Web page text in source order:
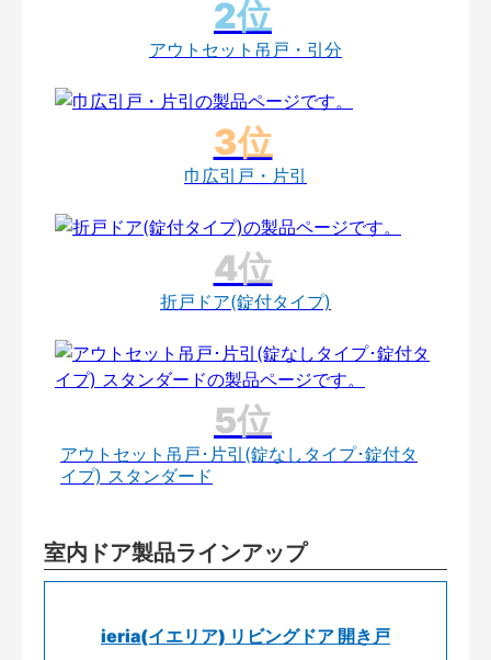
アウトセット吊戸・引分
巾広引戸・片引
折戸ドア(錠付タイプ)
アウトセット吊戸･片引(錠なしタイプ･錠付タ
イプ) スタンダード
室内ドア製品ラインアップ
ieria(イエリア) リビングドア 開き戸